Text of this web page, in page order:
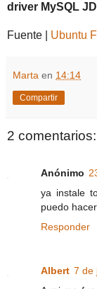
driver MySQL
Fuente | Ubuntu
Marta en 14:14
Compartir
2 comentarios:
Anónimo
ya instale
puedo hacer
Responder
Albert 7 de